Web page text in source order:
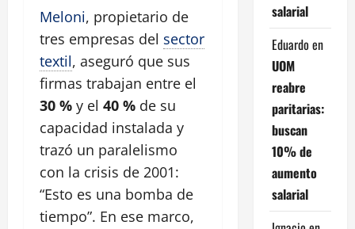
Meloni, propietario de
tres empresas del sector
textil, aseguró que sus
firmas trabajan entre el
30 % y el 40 % de su
capacidad instalada y
trazó un paralelismo
con la crisis de 2001:
“Esto es una bomba de
tiempo”. En ese marco,
salarial
Eduardo en
UOM
reabre
paritarias:
buscan
10% de
aumento
salarial